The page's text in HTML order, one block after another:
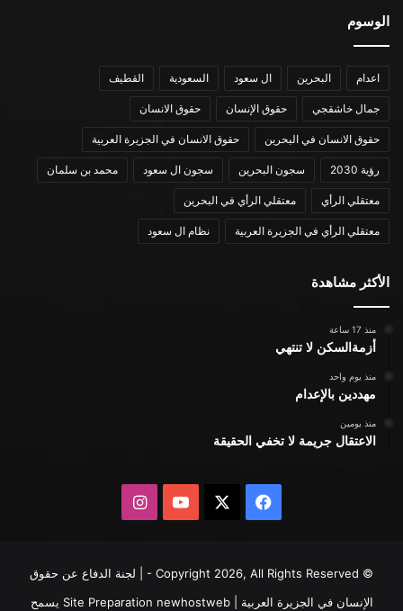
الوسوم
اعدام البحرين ال سعود السعودية القطيف
جمال خاشقجي حقوق الإنسان حقوق الانسان
حقوق الانسان في البحرين حقوق الانسان في الجزيرة العربية
رؤية 2030 سجون البحرين سجون ال سعود محمد بن سلمان
معتقلي الرأي معتقلي الرأي في البحرين
معتقلي الرأي في الجزيرة العربية نظام ال سعود
الأكثر مشاهدة
منذ 17 ساعة
أزمةالسكن لا تنتهي
منذ يوم واحد
مهددين بالإعدام
منذ يومين
الاعتقال جريمة لا تخفي الحقيقة
فيسبوك يوتيوبانستقرام
© Copyright 2026, All Rights Reserved - | لجنة الدفاع عن حقوق
الإنسان في الجزيرة العربية | Site Preparationnewhostweb يسمح